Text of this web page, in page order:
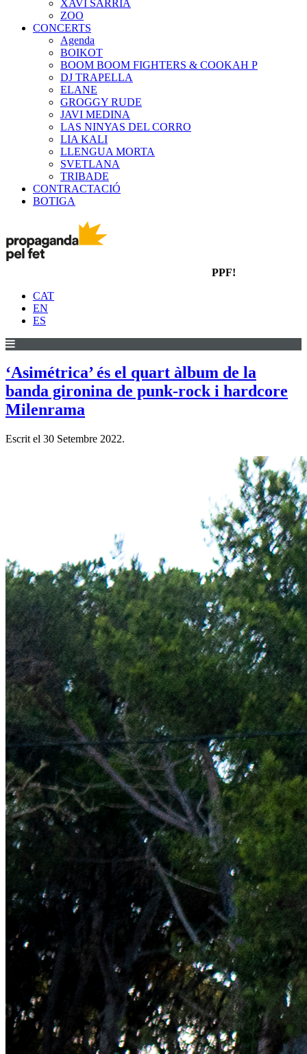
XAVI SARRIÀ
ZOO
CONCERTS
Agenda
BOIKOT
BOOM BOOM FIGHTERS & COOKAH P
DJ TRAPELLA
ELANE
GROGGY RUDE
JAVI MEDINA
LAS NINYAS DEL CORRO
LIA KALI
LLENGUA MORTA
SVETLANA
TRIBADE
CONTRACTACIÓ
BOTIGA
PPF!
CAT
EN
ES
‘Asimétrica’ és el quart àlbum de la
banda gironina de punk-rock i hardcore
Milenrama
Escrit el 30 Setembre 2022.